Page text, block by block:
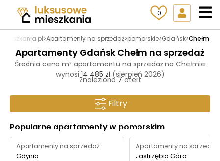
0
>Apartamenty na sprzedaż>pomorskie>Gdańsk>Chełm
Apartamenty Gdańsk Chełm na sprzedaż
Średnia cena m² apartamentu na sprzedaż na Chełmie
wynosi 14 485 zł (sierpień 2026)
Znaleziono7ofert
Filtry
Popularne apartamenty w pomorskim
Apartamenty na sprzedaż
Gdynia
Apartamenty na sprzedaż
Jastrzębia Góra